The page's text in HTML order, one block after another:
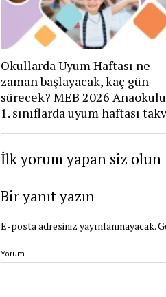
Okullarda Uyum Haftası ne
zaman başlayacak, kaç gün
sürecek? MEB 2026
1. sınıflarda uyum haftası
İlk yorum yapan siz olun
Bir yanıt yazın
E-posta adresiniz yayınlanmayacak.
Yorum